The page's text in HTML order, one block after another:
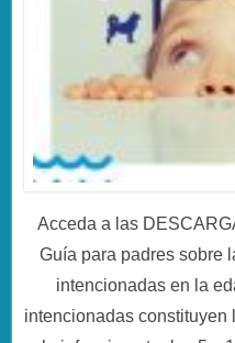
Acceda a las
Guía para padres sobre
intencionadas en la
intencionadas constituyen